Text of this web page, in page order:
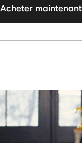
Acheter maintenant